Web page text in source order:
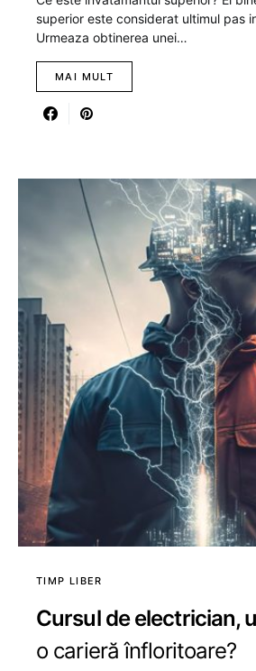
superior este considerat ultimul pas
Urmeaza obtinerea unei…
MAI MULT
TIMP LIBER
Cursul de electrician,
o carieră înfloritoare?